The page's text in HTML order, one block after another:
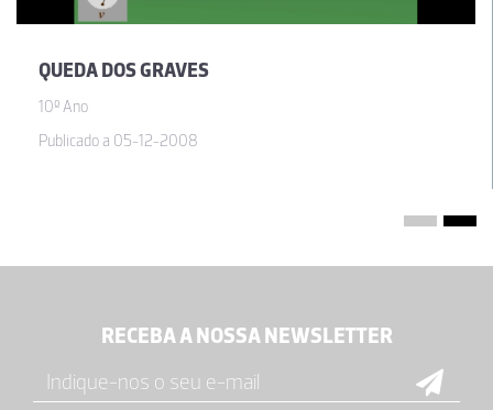
QUEDA DOS GRAVES
10º Ano
Publicado a 05-12-2008
RECEBA A NOSSA NEWSLETTER